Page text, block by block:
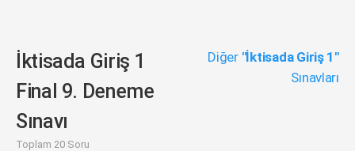
İktisada Giriş 1
Final 9. Deneme
Sınavı
Toplam 20 Soru
Diğer "İktisada Giriş 1"
Sınavları